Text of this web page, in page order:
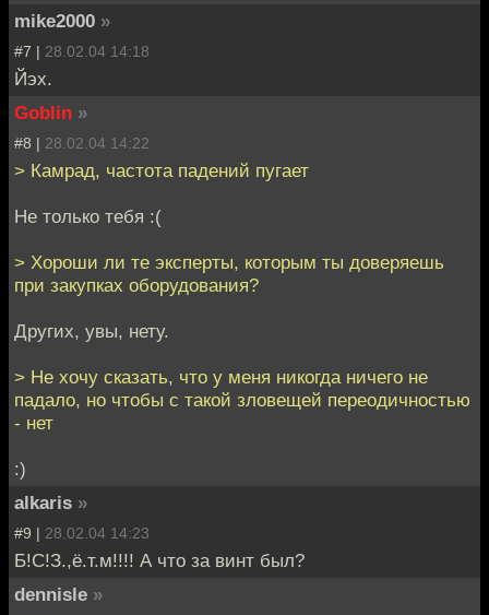
mike2000 »
#7 | 28.02.04 14:18
Йэх.
Goblin »
#8 | 28.02.04 14:22
> Камрад, частота падений пугает
Не только тебя :(
> Хороши ли те эксперты, которым ты доверяешь
при закупках оборудования?
Других, увы, нету.
> Не хочу сказать, что у меня никогда ничего не
падало, но чтобы с такой зловещей переодичностью
- нет
:)
alkaris »
#9 | 28.02.04 14:23
Б!С!З.,ё.т.м!!!! А что за винт был?
dennisle »